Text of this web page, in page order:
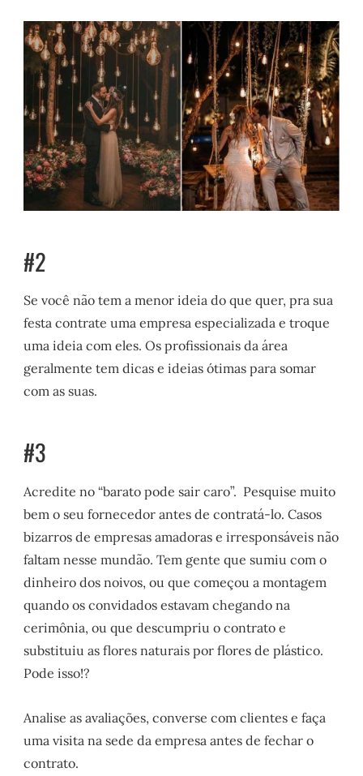
#2
Se você não tem a menor ideia do que quer, pra sua
festa contrate uma empresa especializada e troque
uma ideia com eles. Os profissionais da área
geralmente tem dicas e ideias ótimas para somar
com as suas.
#3
Acredite no “barato pode sair caro”. Pesquise muito
bem o seu fornecedor antes de contratá-lo. Casos
bizarros de empresas amadoras e irresponsáveis não
faltam nesse mundão. Tem gente que sumiu com o
dinheiro dos noivos, ou que começou a montagem
quando os convidados estavam chegando na
cerimônia, ou que descumpriu o contrato e
substituiu as flores naturais por flores de plástico.
Pode isso!?
Analise as avaliações, converse com clientes e faça
uma visita na sede da empresa antes de fechar o
contrato.